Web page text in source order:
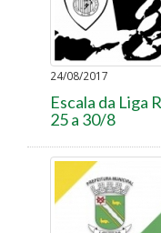
24/08/2017
Escala da Liga
25 a 30/8